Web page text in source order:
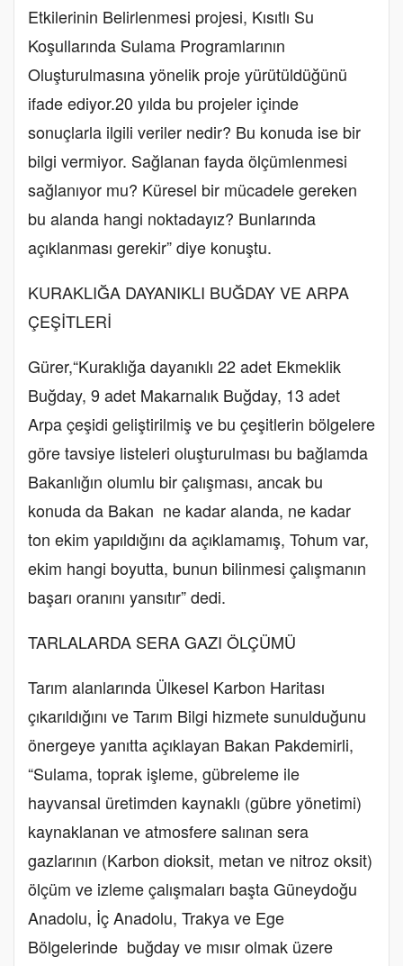
Etkilerinin Belirlenmesi projesi, Kısıtlı Su
Koşullarında Sulama Programlarının
Oluşturulmasına yönelik proje yürütüldüğünü
ifade ediyor.20 yılda bu projeler içinde
sonuçlarla ilgili veriler nedir? Bu konuda ise bir
bilgi vermiyor. Sağlanan fayda ölçümlenmesi
sağlanıyor mu? Küresel bir mücadele gereken
bu alanda hangi noktadayız? Bunlarında
açıklanması gerekir” diye konuştu.
KURAKLIĞA DAYANIKLI BUĞDAY VE ARPA
ÇEŞİTLERİ
Gürer,“Kuraklığa dayanıklı 22 adet Ekmeklik
Buğday, 9 adet Makarnalık Buğday, 13 adet
Arpa çeşidi geliştirilmiş ve bu çeşitlerin bölgelere
göre tavsiye listeleri oluşturulması bu bağlamda
Bakanlığın olumlu bir çalışması, ancak bu
konuda da Bakan ne kadar alanda, ne kadar
ton ekim yapıldığını da açıklamamış, Tohum var,
ekim hangi boyutta, bunun bilinmesi çalışmanın
başarı oranını yansıtır” dedi.
TARLALARDA SERA GAZI ÖLÇÜMÜ
Tarım alanlarında Ülkesel Karbon Haritası
çıkarıldığını ve Tarım Bilgi hizmete sunulduğunu
önergeye yanıtta açıklayan Bakan Pakdemirli,
“Sulama, toprak işleme, gübreleme ile
hayvansal üretimden kaynaklı (gübre yönetimi)
kaynaklanan ve atmosfere salınan sera
gazlarının (Karbon dioksit, metan ve nitroz oksit)
ölçüm ve izleme çalışmaları başta Güneydoğu
Anadolu, İç Anadolu, Trakya ve Ege
Bölgelerinde buğday ve mısır olmak üzere